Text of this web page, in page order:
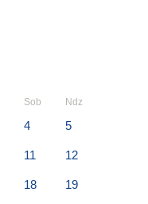
Sob Ndz
4 5
11 12
18 19